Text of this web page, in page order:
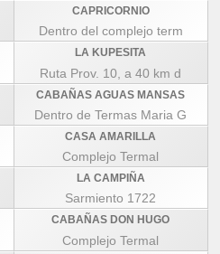
CAPRICORNIO
Dentro del complejo term
LA KUPESITA
Ruta Prov. 10, a 40 km d
CABAÑAS AGUAS MANSAS
Dentro de Termas Maria G
CASA AMARILLA
Complejo Termal
LA CAMPIÑA
Sarmiento 1722
CABAÑAS DON HUGO
Complejo Termal